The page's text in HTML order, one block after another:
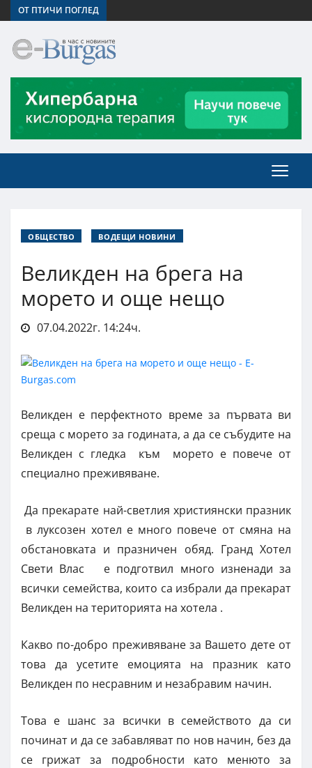
ОТ ПТИЧИ ПОГЛЕД
ОБЩЕСТВО ВОДЕЩИ НОВИНИ
Великден на брега на
морето и още нещо
07.04.2022г. 14:24ч.
Великден е перфектното време за първата ви
среща с морето за годината, а да се събудите на
Великден с гледка към морето е повече от
специално преживяване.
Да прекарате най-светлия християнски празник
в луксозен хотел е много повече от смяна на
обстановката и празничен обяд. Гранд Хотел
Свети Влас е подготвил много изненади за
всички семейства, които са избрали да прекарат
Великден на територията на хотела .
Какво по-добро преживяване за Вашето дете от
това да усетите емоцията на празник като
Великден по несравним и незабравим начин.
Това е шанс за всички в семейството да си
починат и да се забавляват по нов начин, без да
се грижат за подробности като менюто за